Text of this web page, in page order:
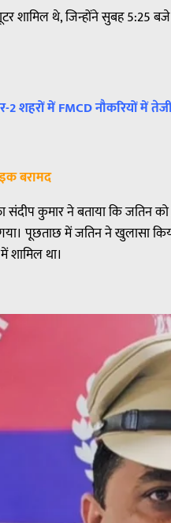
शामिल थे, जिन्होंने सुबह 5:25
2 शहरों में FMCD नौकरियों में
बरामद
संदीप कुमार ने बताया कि जतिन
पूछताछ में जतिन ने खुलासा
शामिल था।